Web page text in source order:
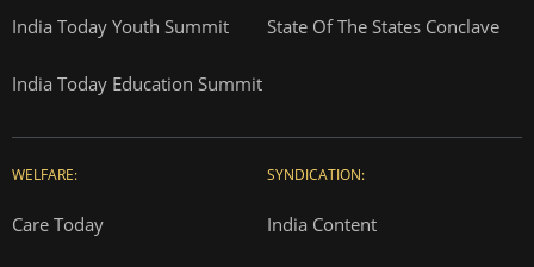
India Today Youth Summit State Of The States Conclave
India Today Education Summit
WELFARE:
Care Today
SYNDICATION:
India Content